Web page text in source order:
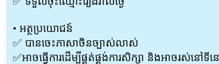
• អត្ថប្រយោជន៍
✅ បានចេះភាសាចិនច្បាស់លាស់
✅អាចធ្វើការដើម្បីផ្គត់ផ្គង់ការសិក្សា និងអាចរស់នៅទី